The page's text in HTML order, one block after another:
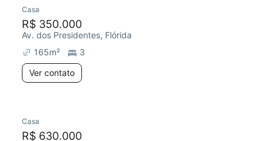
Casa
R$ 350.000
Av. dos Presidentes, Flórida
165m²
3
Ver contato
Casa
R$ 630.000